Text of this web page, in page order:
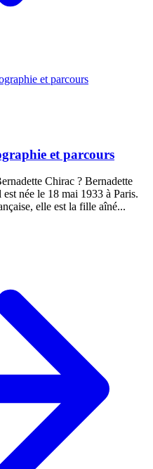
et parcours
Chirac ? Bernadette
née le 18 mai 1933 à Paris.
elle est la fille aîné...